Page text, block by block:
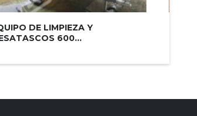
DE LIMPIEZA Y
600...